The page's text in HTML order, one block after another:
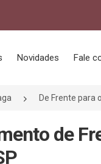
Novidades Fale
De Frente para
de